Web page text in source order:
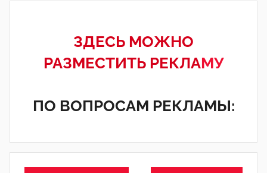
ЗДЕСЬ МОЖНО
РАЗМЕСТИТЬ РЕКЛАМУ
ПО ВОПРОСАМ РЕКЛАМЫ: